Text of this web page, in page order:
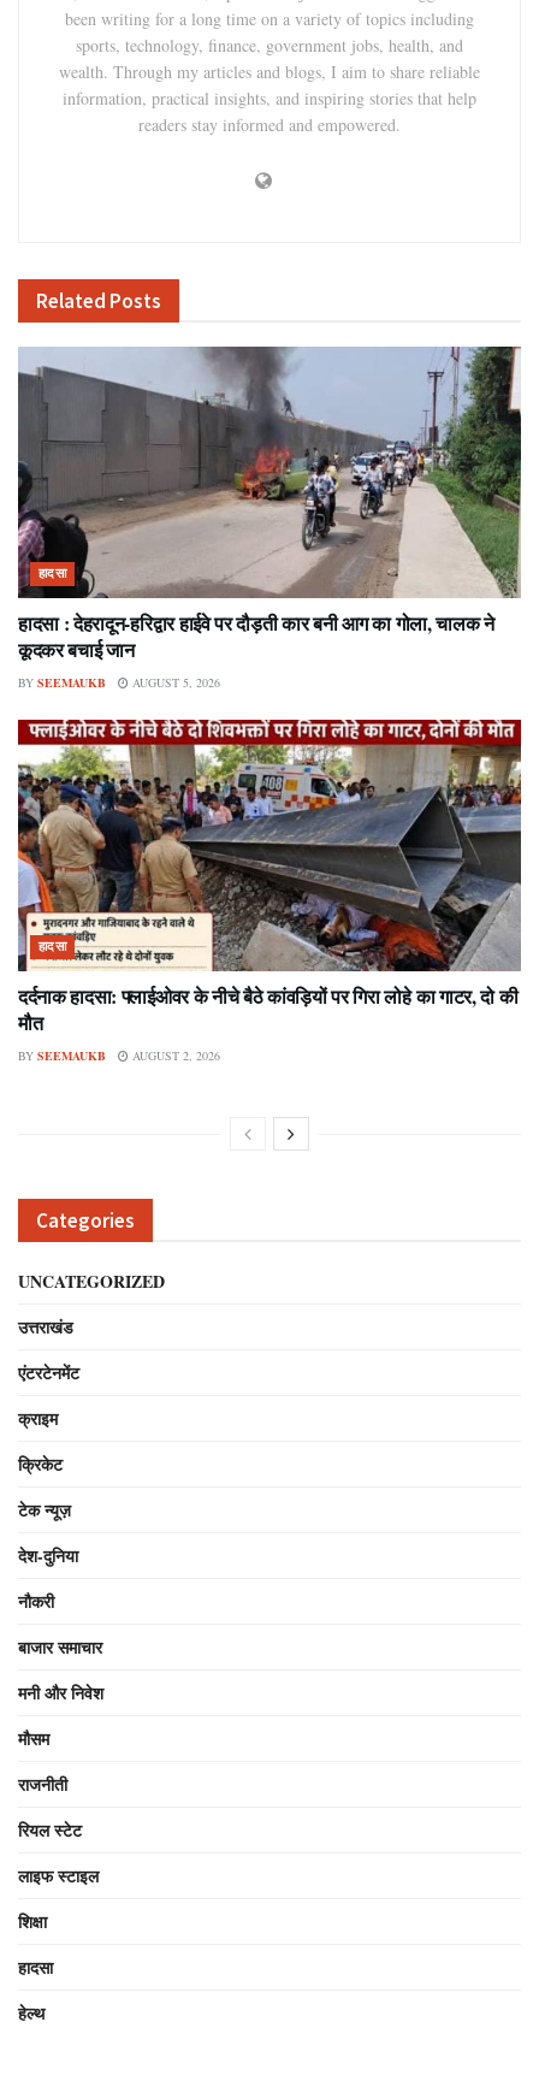
been writing for a long time on a variety of topics including
sports, technology, finance, government jobs, health, and
wealth. Through my articles and blogs, I aim to share reliable
information, practical insights, and inspiring stories that help
readers stay informed and empowered.
Related Posts
हादसा
हादसा : देहरादून-हरिद्वार हाईवे पर दौड़ती कार बनी आग का गोला, चालक ने
कूदकर बचाई जान
BY SEEMAUKB AUGUST 5, 2026
हादसा
दर्दनाक हादसा: फ्लाईओवर के नीचे बैठे कांवड़ियों पर गिरा लोहे का गाटर, दो की
मौत
BY SEEMAUKB AUGUST 2, 2026
Categories
UNCATEGORIZED
उत्तराखंड
एंटरटेनमेंट
क्राइम
क्रिकेट
टेक न्यूज़
देश-दुनिया
नौकरी
बाजार समाचार
मनी और निवेश
मौसम
राजनीती
रियल स्टेट
लाइफ स्टाइल
शिक्षा
हादसा
हेल्थ